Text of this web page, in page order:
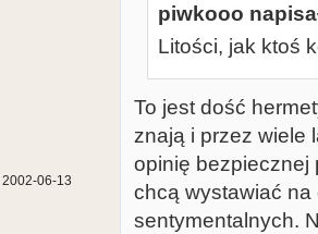
2002-06-13
piwkooo
Litości, jak ktoś
To jest dość
znają i przez wiele
opinię bezpiecznej
chcą wystawiać
sentymentalnych.